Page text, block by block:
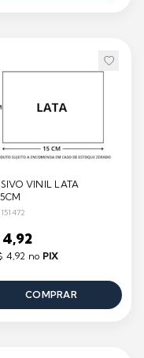
VINIL LATA
4,92
4,92 no PIX
COMPRAR